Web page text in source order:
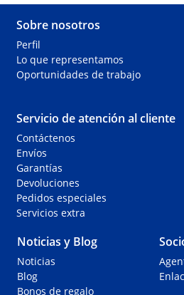
Sobre nosotros
Perfil
Lo que representamos
Oportunidades de trabajo
Servicio de atención al cliente
Contáctenos
Envíos
Garantías
Devoluciones
Pedidos especiales
Servicios extra
Noticias y Blog
Noticias
Blog
Bonos de regalo